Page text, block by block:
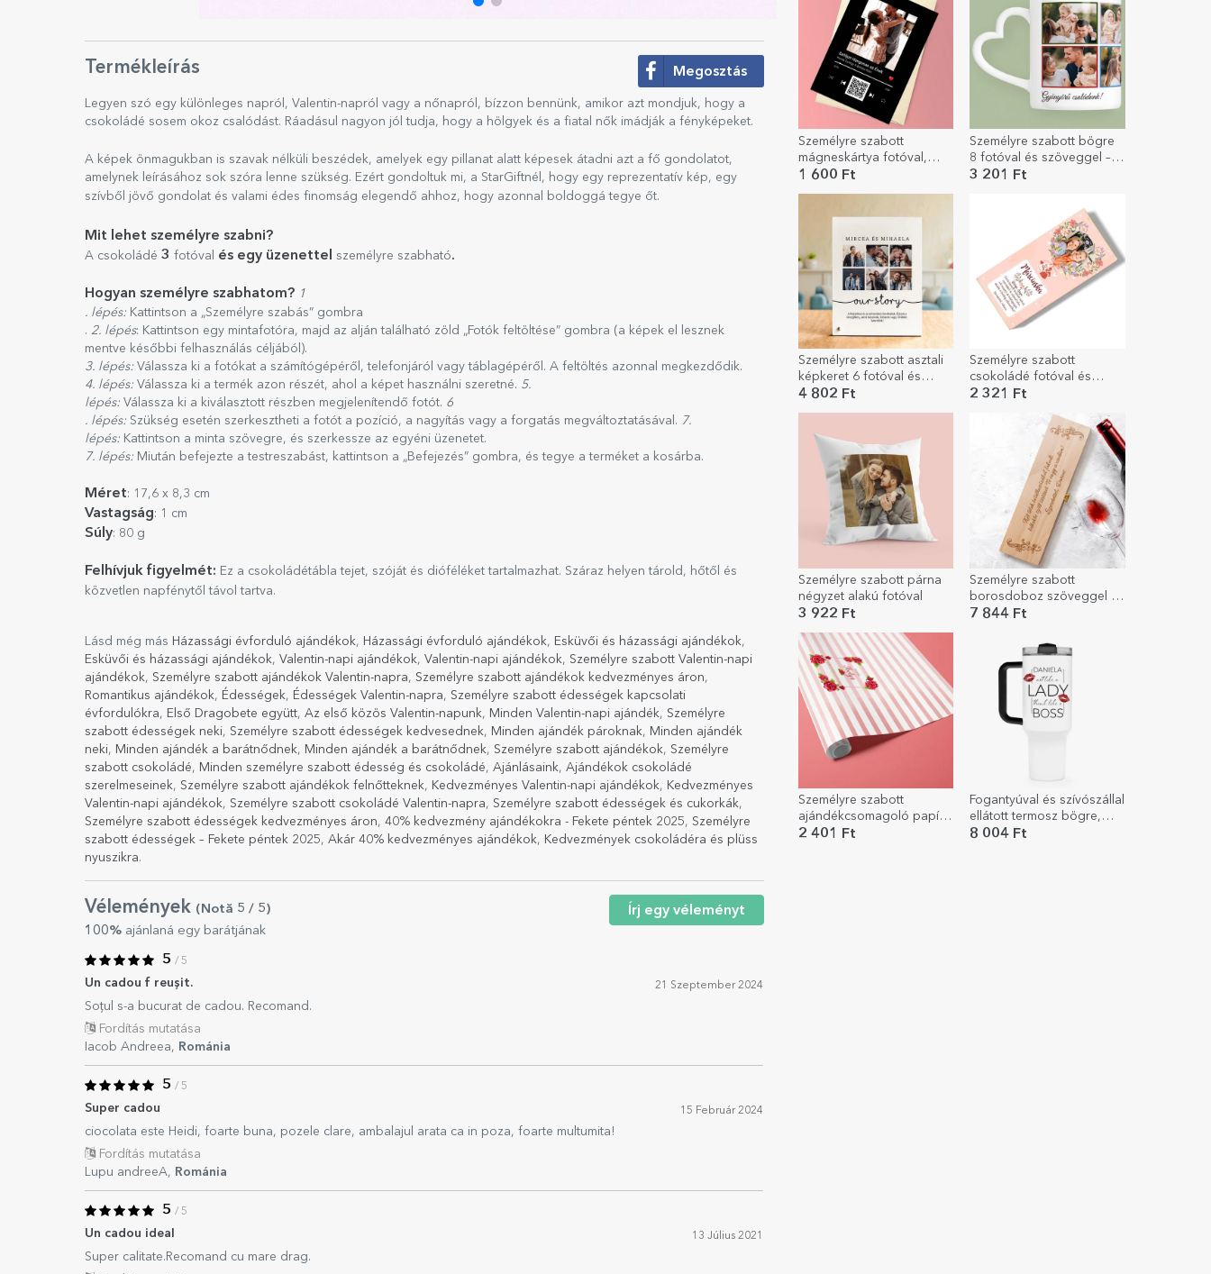
Személyre szabott
mágneskártya fotóval,
szöveggel és QR-kóddal –
1 600 Ft
Személyre szabott bögre
8 fotóval és szöveggel –
szív alakú fogantyúval
3 201 Ft
Személyre szabott asztali
képkeret 6 fotóval és
szöveggel – A mi
4 802 Ft
Személyre szabott
csokoládé fotóval és
virágos üzenettel
2 321 Ft
Személyre szabott párna
négyzet alakú fotóval
3 922 Ft
Személyre szabott
borosdoboz szöveggel -
A legszebb gondolatok
7 844 Ft
Személyre szabott
ajándékcsomagoló papír -
rózsamintás
2 401 Ft
Fogantyúval és szívószállal
ellátott termosz bögre,
személyre szabott felirattal
8 004 Ft
Termékleírás Megosztás
Legyen szó egy különleges napról, Valentin-napról vagy a nőnapról, bízzon bennünk, amikor azt mondjuk, hogy a
csokoládé sosem okoz csalódást. Ráadásul nagyon jól tudja, hogy a hölgyek és a fiatal nők imádják a fényképeket.
A képek önmagukban is szavak nélküli beszédek, amelyek egy pillanat alatt képesek átadni azt a fő gondolatot,
amelynek leírásához sok szóra lenne szükség. Ezért gondoltuk mi, a StarGiftnél, hogy egy reprezentatív kép, egy
szívből jövő gondolat és valami édes finomság elegendő ahhoz, hogy azonnal boldoggá tegye őt.
Mit lehet személyre szabni?
A csokoládé 3 fotóval és egy üzenettel személyre szabható.
Hogyan személyre szabhatom? 1
. lépés: Kattintson a „Személyre szabás” gombra
. 2. lépés: Kattintson egy mintafotóra, majd az alján található zöld „Fotók feltöltése” gombra (a képek el lesznek
mentve későbbi felhasználás céljából).
3. lépés: Válassza ki a fotókat a számítógépéről, telefonjáról vagy táblagépéről. A feltöltés azonnal megkezdődik.
4. lépés: Válassza ki a termék azon részét, ahol a képet használni szeretné. 5.
lépés: Válassza ki a kiválasztott részben megjelenítendő fotót. 6
. lépés: Szükség esetén szerkesztheti a fotót a pozíció, a nagyítás vagy a forgatás megváltoztatásával. 7.
lépés: Kattintson a minta szövegre, és szerkessze az egyéni üzenetet.
7. lépés: Miután befejezte a testreszabást, kattintson a „Befejezés” gombra, és tegye a terméket a kosárba.
Méret: 17,6 x 8,3 cm
Vastagság: 1 cm
Súly: 80 g
Felhívjuk figyelmét: Ez a csokoládétábla tejet, szóját és dióféléket tartalmazhat. Száraz helyen tárold, hőtől és
közvetlen napfénytől távol tartva.
Lásd még más Házassági évforduló ajándékok, Házassági évforduló ajándékok, Esküvői és házassági ajándékok,
Esküvői és házassági ajándékok, Valentin-napi ajándékok, Valentin-napi ajándékok, Személyre szabott Valentin-napi
ajándékok, Személyre szabott ajándékok Valentin-napra, Személyre szabott ajándékok kedvezményes áron,
Romantikus ajándékok, Édességek, Édességek Valentin-napra, Személyre szabott édességek kapcsolati
évfordulókra, Első Dragobete együtt, Az első közös Valentin-napunk, Minden Valentin-napi ajándék, Személyre
szabott édességek neki, Személyre szabott édességek kedvesednek, Minden ajándék pároknak, Minden ajándék
neki, Minden ajándék a barátnődnek, Minden ajándék a barátnődnek, Személyre szabott ajándékok, Személyre
szabott csokoládé, Minden személyre szabott édesség és csokoládé, Ajánlásaink, Ajándékok csokoládé
szerelmeseinek, Személyre szabott ajándékok felnőtteknek, Kedvezményes Valentin-napi ajándékok, Kedvezményes
Valentin-napi ajándékok, Személyre szabott csokoládé Valentin-napra, Személyre szabott édességek és cukorkák,
Személyre szabott édességek kedvezményes áron, 40% kedvezmény ajándékokra - Fekete péntek 2025, Személyre
szabott édességek – Fekete péntek 2025, Akár 40% kedvezményes ajándékok, Kedvezmények csokoládéra és plüss
nyuszikra.
Vélemények (Notă 5 / 5)
100% ajánlaná egy barátjának
Írj egy véleményt
5 / 5
Un cadou f reușit. 21 Szeptember 2024
Soțul s-a bucurat de cadou. Recomand.
Fordítás mutatása
Iacob Andreea, Románia
5 / 5
Super cadou 15 Február 2024
ciocolata este Heidi, foarte buna, pozele clare, ambalajul arata ca in poza, foarte multumita!
Fordítás mutatása
Lupu andreeA, Románia
5 / 5
Un cadou ideal 13 Július 2021
Super calitate.Recomand cu mare drag.